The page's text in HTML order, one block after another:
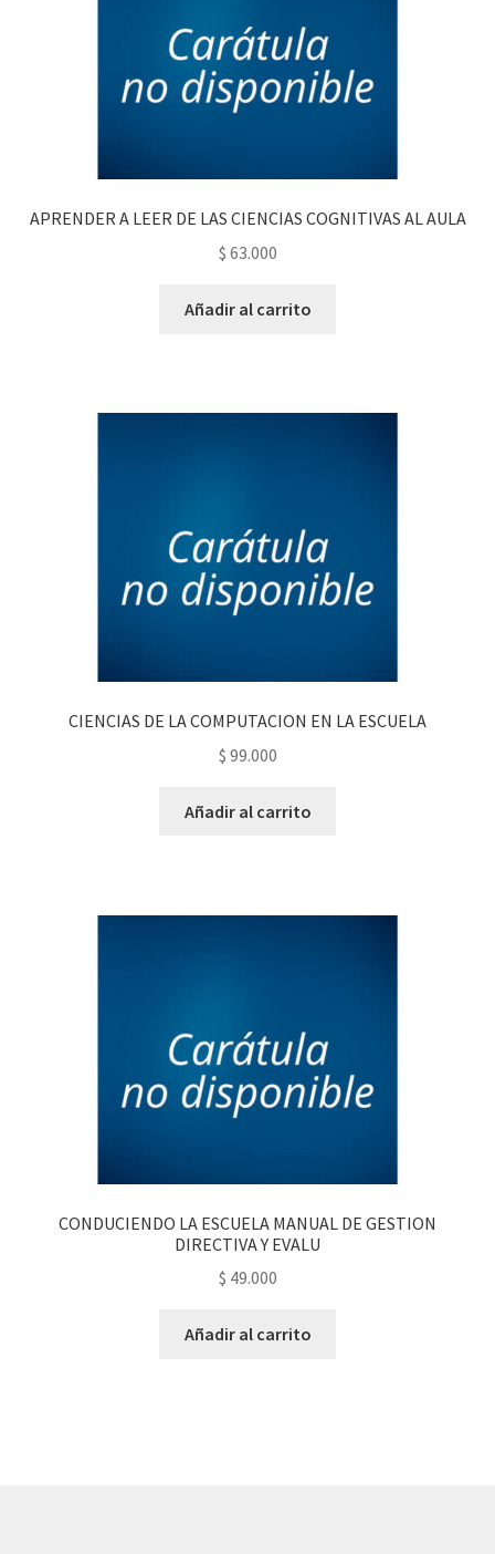
APRENDER A LEER DE LAS CIENCIAS COGNITIVAS AL AULA
$ 63.000
Añadir al carrito
CIENCIAS DE LA COMPUTACION EN LA ESCUELA
$ 99.000
Añadir al carrito
CONDUCIENDO LA ESCUELA MANUAL DE GESTION
DIRECTIVA Y EVALU
$ 49.000
Añadir al carrito